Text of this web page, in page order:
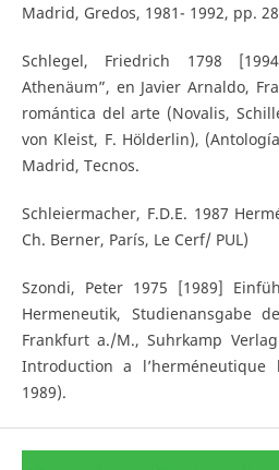
Madrid, Gredos, 1981- 1992, pp.
Schlegel, Friedrich 1798
Athenäum”, en Javier Arnaldo,
romántica del arte (Novalis,
von Kleist, F. Hölderlin),
Madrid, Tecnos.
Schleiermacher, F.D.E. 1987
Ch. Berner, París, Le Cerf/ PUL)
Szondi, Peter 1975 [1989]
Hermeneutik, Studienansgabe
Frankfurt a./M., Suhrkamp
Introduction a l’herméneutique
1989).